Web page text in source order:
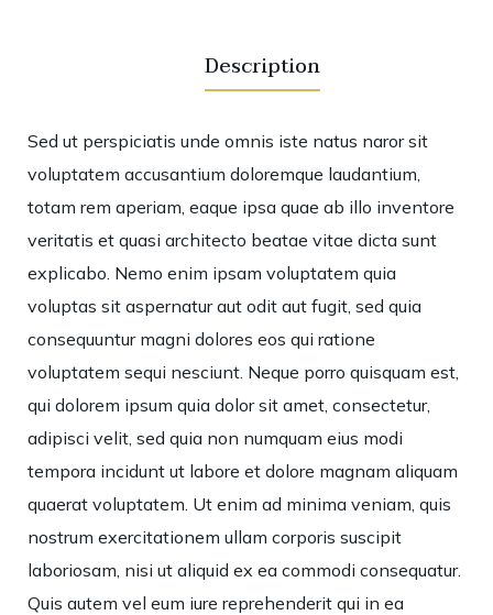
Description
Sed ut perspiciatis unde omnis iste natus naror sit
voluptatem accusantium doloremque laudantium,
totam rem aperiam, eaque ipsa quae ab illo inventore
veritatis et quasi architecto beatae vitae dicta sunt
explicabo. Nemo enim ipsam voluptatem quia
voluptas sit aspernatur aut odit aut fugit, sed quia
consequuntur magni dolores eos qui ratione
voluptatem sequi nesciunt. Neque porro quisquam est,
qui dolorem ipsum quia dolor sit amet, consectetur,
adipisci velit, sed quia non numquam eius modi
tempora incidunt ut labore et dolore magnam aliquam
quaerat voluptatem. Ut enim ad minima veniam, quis
nostrum exercitationem ullam corporis suscipit
laboriosam, nisi ut aliquid ex ea commodi consequatur.
Quis autem vel eum iure reprehenderit qui in ea